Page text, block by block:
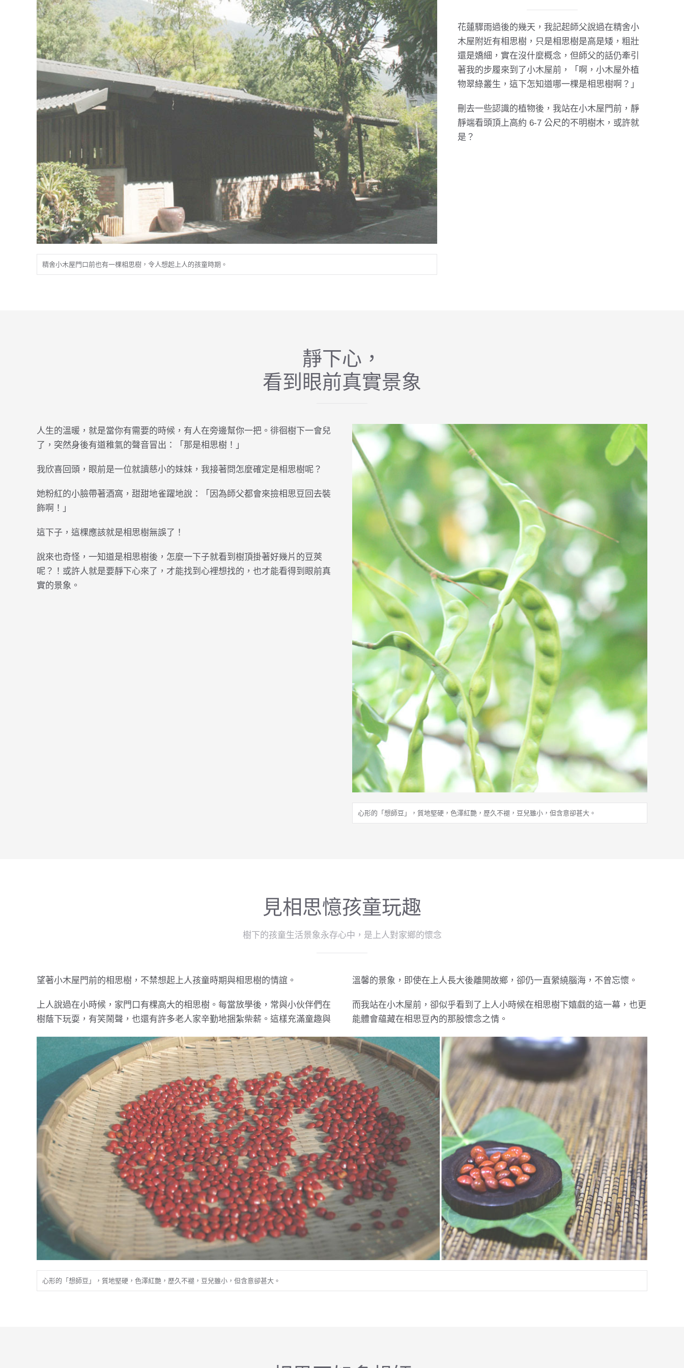
精舍小木屋門口前也有一棵相思樹，令人想起上人的孩童時期。
花蓮驟雨過後的幾天，我記起師父說過在精舍小
木屋附近有相思樹，只是相思樹是高是矮，粗壯
還是嬌細，實在沒什麼概念，但師父的話仍牽引
著我的步履來到了小木屋前，「啊，小木屋外植
物翠綠叢生，這下怎知道哪一棵是相思樹啊？」
刪去一些認識的植物後，我站在小木屋門前，靜
靜端看頭頂上高約 6-7 公尺的不明樹木，或許就
是？
靜下心，
看到眼前真實景象
人生的溫暖，就是當你有需要的時候，有人在旁邊幫你一把。徘徊樹下一會兒
了，突然身後有道稚氣的聲音冒出：「那是相思樹！」
我欣喜回頭，眼前是一位就讀慈小的妹妹，我接著問怎麼確定是相思樹呢？
她粉紅的小臉帶著酒窩，甜甜地雀躍地說：「因為師父都會來撿相思豆回去裝
飾啊！」
這下子，這棵應該就是相思樹無誤了！
說來也奇怪，一知道是相思樹後，怎麼一下子就看到樹頂掛著好幾片的豆莢
呢？！或許人就是要靜下心來了，才能找到心裡想找的，也才能看得到眼前真
實的景象。
心形的「想師豆」，質地堅硬，色澤紅艷，歷久不褪，豆兒雖小，但含意卻甚大。
見相思憶孩童玩趣
樹下的孩童生活景象永存心中，是上人對家鄉的懷念
望著小木屋門前的相思樹，不禁想起上人孩童時期與相思樹的情誼。
上人說過在小時候，家門口有棵高大的相思樹。每當放學後，常與小伙伴們在
樹蔭下玩耍，有笑鬧聲，也還有許多老人家辛勤地捆紮柴薪。這樣充滿童趣與
溫馨的景象，即使在上人長大後離開故鄉，卻仍一直縈繞腦海，不曾忘懷。
而我站在小木屋前，卻似乎看到了上人小時候在相思樹下嬉戲的這一幕，也更
能體會蘊藏在相思豆內的那股懷念之情。
心形的「想師豆」，質地堅硬，色澤紅艷，歷久不褪，豆兒雖小，但含意卻甚大。